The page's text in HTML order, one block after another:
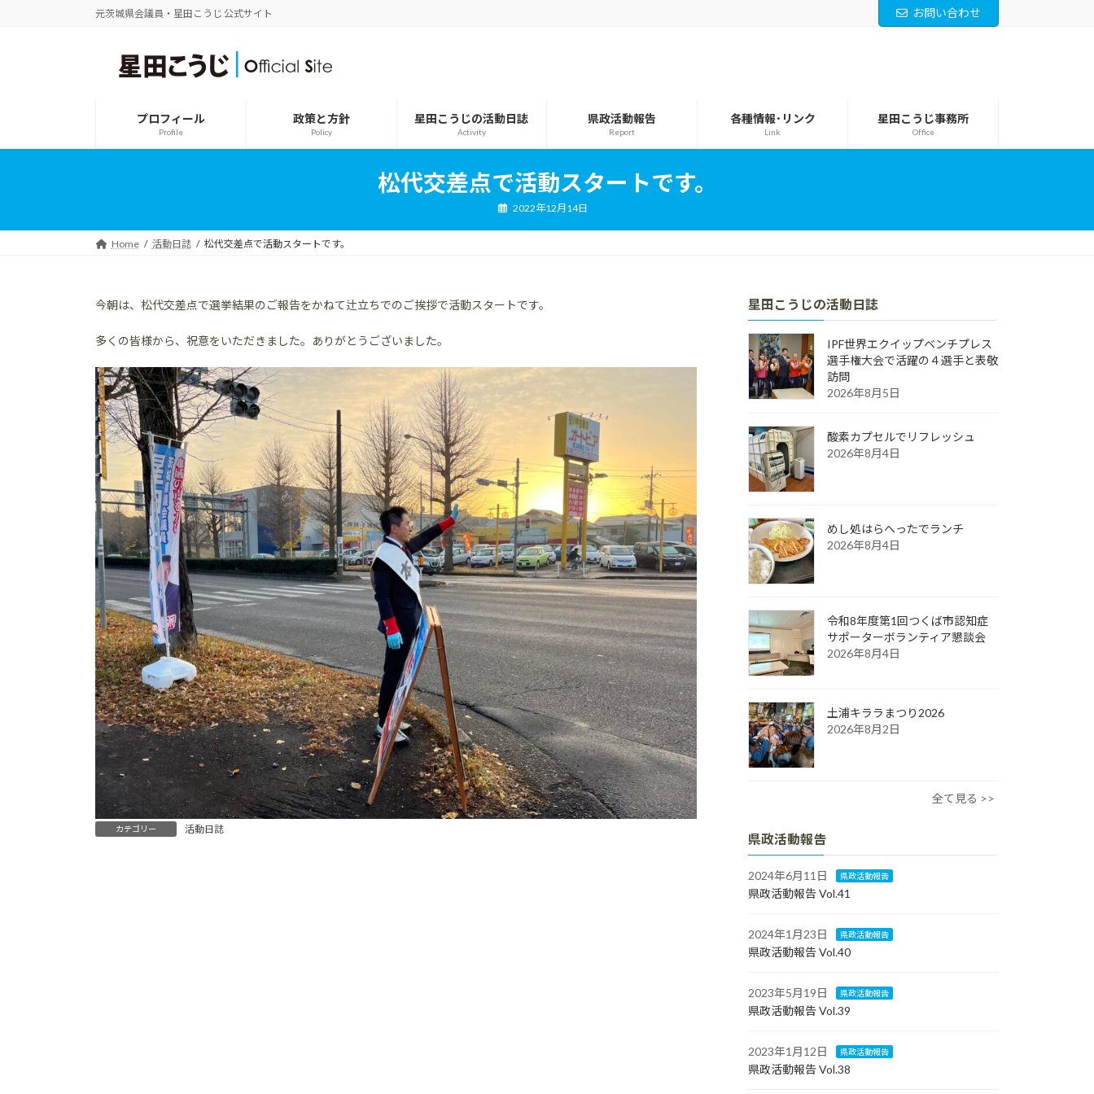
元茨城県会議員・星田こうじ 公式サイト お問い合わせ
プロフィール
Profile
政策と方針
Policy
星田こうじの活動日誌
Activity
県政活動報告
Report
各種情報･リンク
Link
星田こうじ事務所
Office
松代交差点で活動スタートです。
2022年12月14日
Home 活動日誌 松代交差点で活動スタートです。
今朝は、松代交差点で選挙結果のご報告をかねて辻立ちでのご挨拶で活動スタートです。
多くの皆様から、祝意をいただきました。ありがとうございました。
カテゴリー 活動日誌
星田こうじの活動日誌
IPF世界エクイップベンチプレス
選手権大会で活躍の４選手と表敬
訪問
2026年8月5日
酸素カプセルでリフレッシュ
2026年8月4日
めし処はらへったでランチ
2026年8月4日
令和8年度第1回つくば市認知症
サポーターボランティア懇談会
2026年8月4日
土浦キララまつり2026
2026年8月2日
全て見る >>
県政活動報告
2024年6月11日 県政活動報告
県政活動報告 Vol.41
2024年1月23日 県政活動報告
県政活動報告 Vol.40
2023年5月19日 県政活動報告
県政活動報告 Vol.39
2023年1月12日 県政活動報告
県政活動報告 Vol.38